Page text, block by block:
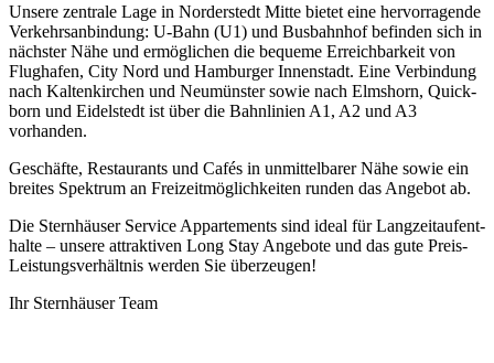
Unsere zentrale Lage in Norder­stedt Mitte bietet eine hervor­ra­gende
Verkehrs­an­bin­dung: U-Bahn (U1) und Busbahnhof befinden sich in
nächster Nähe und ermög­li­chen die bequeme Erreich­bar­keit von
Flug­hafen, City Nord und Hamburger Innen­stadt. Eine Verbin­dung
nach Kalten­kir­chen und Neumünster sowie nach Elms­horn, Quick­
born und Eidelstedt ist über die Bahn­li­nien A1, A2 und A3
vorhanden.
Geschäfte, Restau­rants und Cafés in unmit­tel­barer Nähe sowie ein
breites Spek­trum an Frei­zeit­mög­lich­keiten runden das Angebot ab.
Die Stern­häuser Service Apparte­ments sind ideal für Lang­zeit­auf­ent­
halte – unsere attrak­tiven Long Stay Ange­bote und das gute Preis-
Leis­tungs­ver­hältnis werden Sie über­zeugen!
Ihr Sternhäuser Team